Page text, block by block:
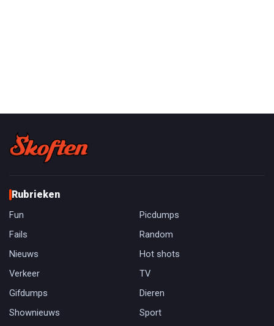
Rubrieken
Fun
Picdumps
Fails
Random
Nieuws
Hot shots
Verkeer
TV
Gifdumps
Dieren
Shownieuws
Sport